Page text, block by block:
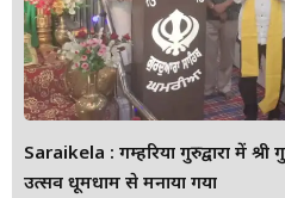
Saraikela : गम्हरिया गुरुद्वारा में
उत्सव धूमधाम से मनाया गया